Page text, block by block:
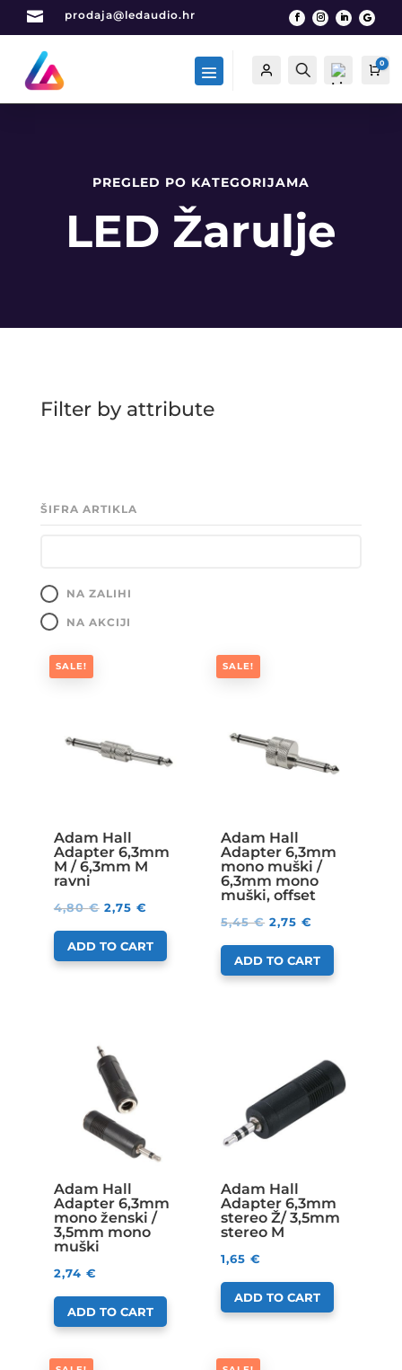
 prodaja@ledaudio.hr
Račun Traži
a -
0
PREGLED PO KATEGORIJAMA
LED Žarulje
Filter by attribute
ŠIFRA ARTIKLA
NA ZALIHI
NA AKCIJI
SALE!
Adam Hall
Adapter 6,3mm
M / 6,3mm M
ravni
4,80€ 2,75 €
ADD TO CART
SALE!
Adam Hall
Adapter 6,3mm
mono muški /
6,3mm mono
muški, offset
5,45€ 2,75€
ADD TO CART
Adam Hall
Adapter 6,3mm
mono ženski /
3,5mm mono
muški
2,74 €
ADD TO CART
Adam Hall
Adapter 6,3mm
stereo Ž/ 3,5mm
stereo M
1,65€
ADD TO CART